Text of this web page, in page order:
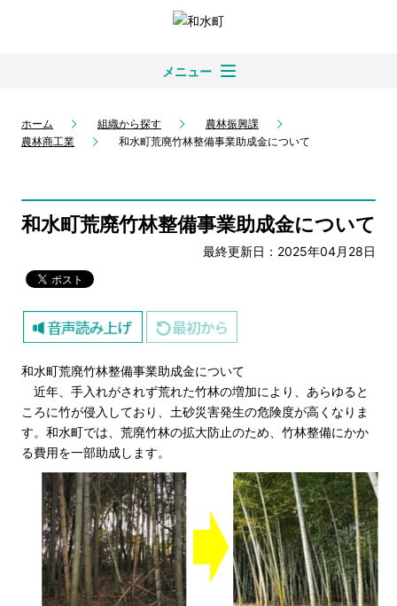
メニュー
ホーム 組織から探す
農林振興課
農林商工業
和水町荒廃竹林整備事業助成金について
和水町荒廃竹林整備事業助成金について
最終更新日：2025年04月28日
和水町荒廃竹林整備事業助成金について
近年、手入れがされず荒れた竹林の増加により、あらゆると
ころに竹が侵入しており、土砂災害発生の危険度が高くなりま
す。和水町では、荒廃竹林の拡大防止のため、竹林整備にかか
る費用を一部助成します。